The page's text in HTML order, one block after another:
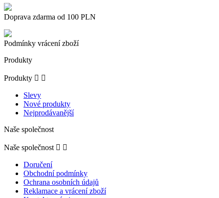
Doprava zdarma od 100 PLN
Podmínky vrácení zboží
Produkty
Produkty  
Slevy
Nové produkty
Nejprodávanější
Naše společnost
Naše společnost  
Doručení
Obchodní podmínky
Ochrana osobních údajů
Reklamace a vrácení zboží